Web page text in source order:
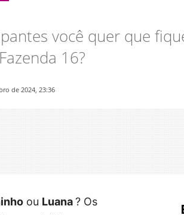
você quer que
16?
de 2024, 23:36
ou Luana? Os